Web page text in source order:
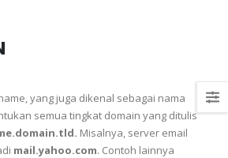
yang juga dikenal sebagai nama
semua tingkat domain yang ditulis
Misalnya, server email
mail.yahoo.com. Contoh lainnya